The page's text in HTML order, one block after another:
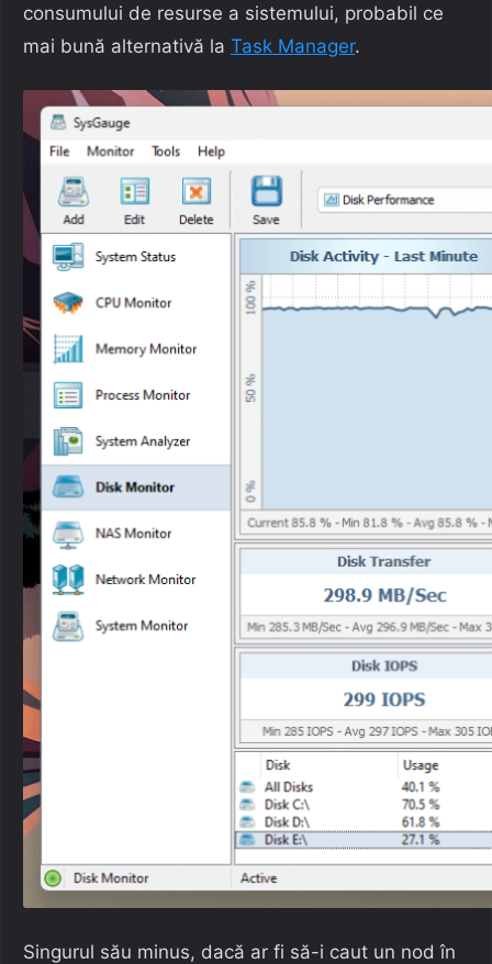
consumului de resurse a sistemului, probabil ce
mai bună alternativă la Task Manager.
Singurul său minus, dacă ar fi să-i caut un nod în